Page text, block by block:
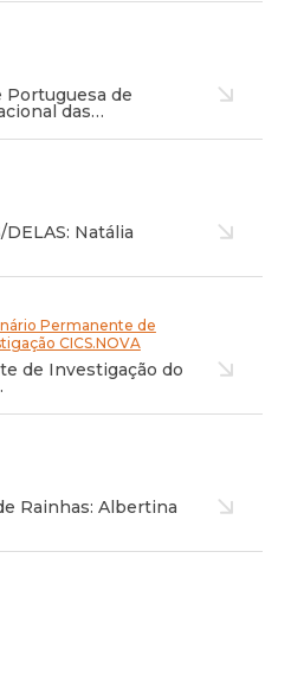
Portuguesa de
das…
Natália
Permanente de
CICS.NOVA
de Investigação do
Rainhas: Albertina